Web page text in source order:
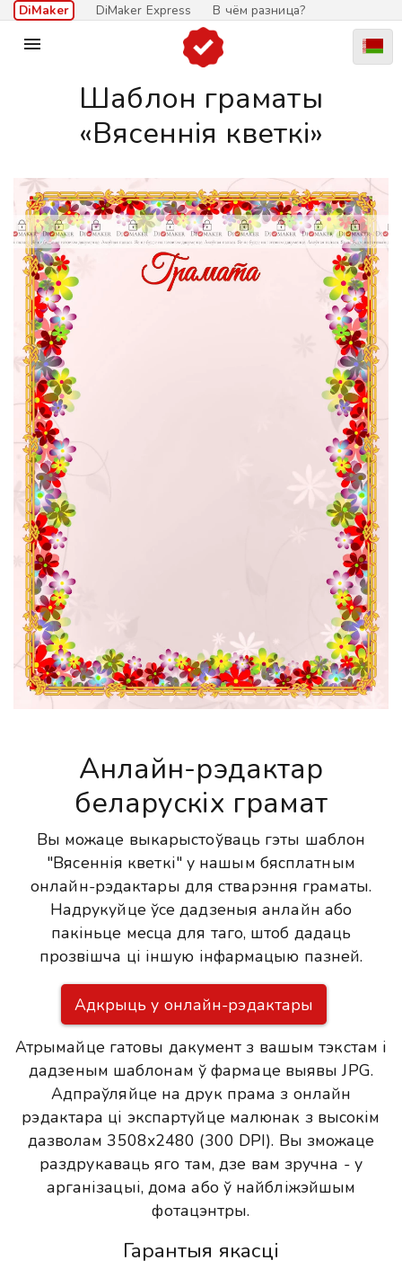
DiMaker DiMaker Express В чём разница?

Шаблон граматы
«Вясеннія кветкі»
Анлайн-рэдактар
беларускіх грамат
Вы можаце выкарыстоўваць гэты шаблон
"Вясеннія кветкі" у нашым бясплатным
онлайн-рэдактары для стварэння граматы.
Надрукуйце ўсе дадзеныя анлайн або
пакіньце месца для таго, штоб дадаць
прозвішча ці іншую інфармацыю пазней.
Адкрыць у онлайн-рэдактары
Атрымайце гатовы дакумент з вашым тэкстам і
дадзеным шаблонам ў фармаце выявы JPG.
Адпраўляйце на друк прама з онлайн
рэдактара ці экспартуйце малюнак з высокім
дазволам 3508x2480 (300 DPI). Вы зможаце
раздрукаваць яго там, дзе вам зручна - у
арганізацыі, дома або ў найбліжэйшым
фотацэнтры.
Гарантыя якасці